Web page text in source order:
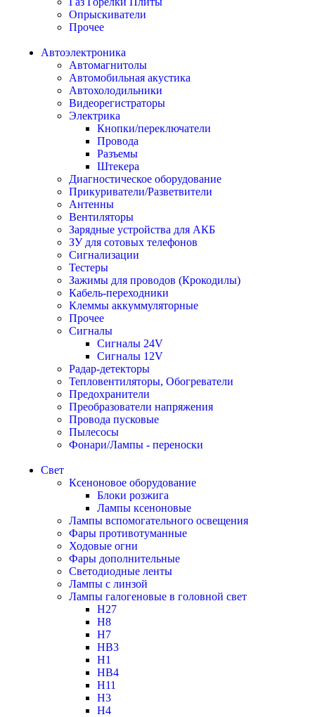
Опрыскиватели
Прочее
Автоэлектроника
Автомагнитолы
Автомобильная акустика
Автохолодильники
Видеорегистраторы
Электрика
Кнопки/переключатели
Провода
Разъемы
Штекера
Диагностическое оборудование
Прикуриватели/Разветвители
Антенны
Вентиляторы
Зарядные устройства для АКБ
ЗУ для сотовых телефонов
Сигнализации
Тестеры
Зажимы для проводов (Крокодилы)
Кабель-переходники
Клеммы аккуммуляторные
Прочее
Сигналы
Сигналы 24V
Сигналы 12V
Радар-детекторы
Тепловентиляторы, Обогреватели
Предохранители
Преобразователи напряжения
Провода пусковые
Пылесосы
Фонари/Лампы - переноски
Свет
Ксеноновое оборудование
Блоки розжига
Лампы ксеноновые
Лампы вспомогательного освещения
Фары противотуманные
Ходовые огни
Фары дополнительные
Светодиодные ленты
Лампы с линзой
Лампы галогеновые в головной свет
H27
H8
H7
HB3
H1
HB4
H11
H3
H4